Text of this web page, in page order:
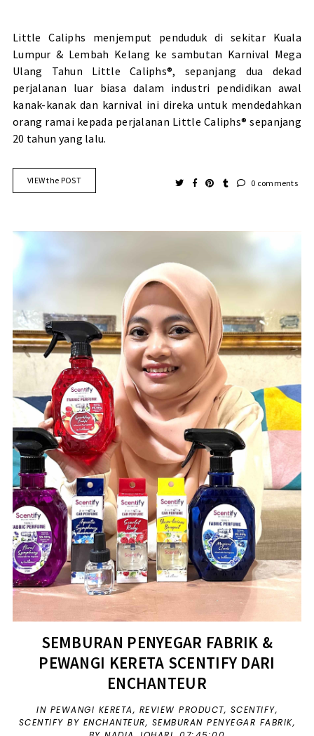
Little Caliphs menjemput penduduk di sekitar Kuala
Lumpur & Lembah Kelang ke sambutan Karnival Mega
Ulang Tahun Little Caliphs®, sepanjang dua dekad
perjalanan luar biasa dalam industri pendidikan awal
kanak-kanak dan karnival ini direka untuk mendedahkan
orang ramai kepada perjalanan Little Caliphs® sepanjang
20 tahun yang lalu.
VIEW the POST 0 comments
SEMBURAN PENYEGAR FABRIK &
PEWANGI KERETA SCENTIFY DARI
ENCHANTEUR
IN PEWANGI KERETA, REVIEW PRODUCT, SCENTIFY,
SCENTIFY BY ENCHANTEUR, SEMBURAN PENYEGAR FABRIK,